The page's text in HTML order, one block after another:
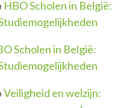
HBO Scholen in België:
Scholen in België:
Veiligheid en welzijn: